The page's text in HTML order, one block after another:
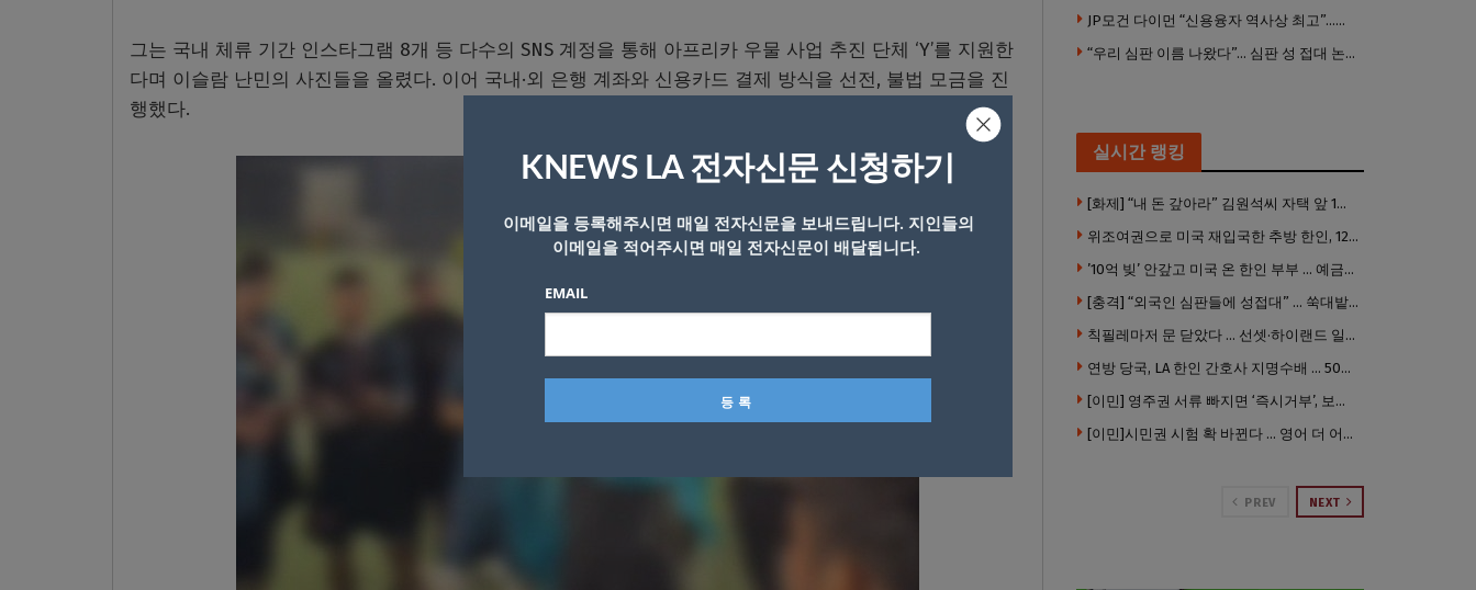
그는 국내 체류 기간 인스타그램 8개 등 다수의 SNS 계정을 통해 아프리카 우물 사업 추진 단체 ‘Y’를 지원한
다며 이슬람 난민의 사진들을 올렸다. 이어 국내·외 은행 계좌와 신용카드 결제 방식을 선전, 불법 모금을 진
행했다.
JP모건 다이먼 “신용융자 역사상 최고”…숨은 레버리지 경고
“우리 심판 이름 나왔다”… 심판 성 접대 논란에 日 축구계 발칵
실시간 랭킹
[화제] “내 돈 갚아라” 김원석씨 자택 앞 1인 광대 시위 … 한인 투자사, “108만 달러 못받아”
위조여권으로 미국 재입국한 추방 한인, 120만 달러 은행 사기 행각
’10억 빚’ 안갚고 미국 온 한인 부부 … 예금보험공사, 미국서 소송
[충격] “외국인 심판들에 성접대” … 쑥대밭된 축협 어디까지 추락하나
칙필레마저 문 닫았다 … 선셋·하이랜드 일대 ‘황량한 거리’로
연방 당국, LA 한인 간호사 지명수배 … 500만 달러 메디캐어 사기, 선고 직전 한국 도주
[이민] 영주권 서류 빠지면 ‘즉시거부’, 보완기회 없다 … 이민심사 8월부터 확 바뀐다
[이민]시민권 시험 확 바뀐다 … 영어 더 어렵게, 민간시험 도입 추진
PREV NEXT
KNEWS LA 전자신문 신청하기
이메일을 등록해주시면 매일 전자신문을 보내드립니다. 지인들의
이메일을 적어주시면 매일 전자신문이 배달됩니다.
EMAIL